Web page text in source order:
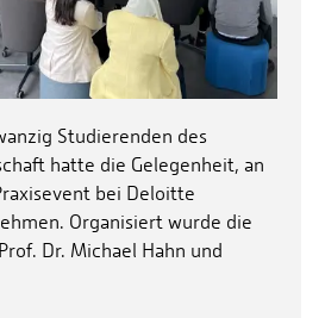
Studierenden des
hatte die Gelegenheit, an
bei Deloitte
Organisiert wurde die
Dr. Michael Hahn und